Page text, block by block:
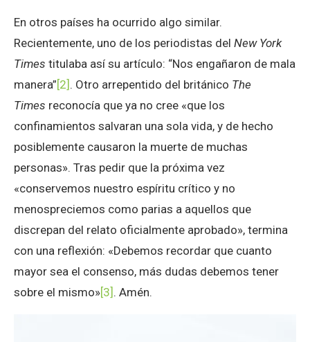
En otros países ha ocurrido algo similar.
Recientemente, uno de los periodistas del New York
Times titulaba así su artículo: “Nos engañaron de mala
manera”[2] . Otro arrepentido del británico The
Times reconocía que ya no cree «que los
confinamientos salvaran una sola vida, y de hecho
posiblemente causaron la muerte de muchas
personas». Tras pedir que la próxima vez
«conservemos nuestro espíritu crítico y no
menospreciemos como parias a aquellos que
discrepan del relato oficialmente aprobado», termina
con una reflexión: «Debemos recordar que cuanto
mayor sea el consenso, más dudas debemos tener
sobre el mismo»[3] . Amén.